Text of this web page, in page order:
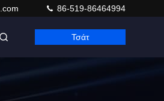
86-519-86464994
Τσάτ